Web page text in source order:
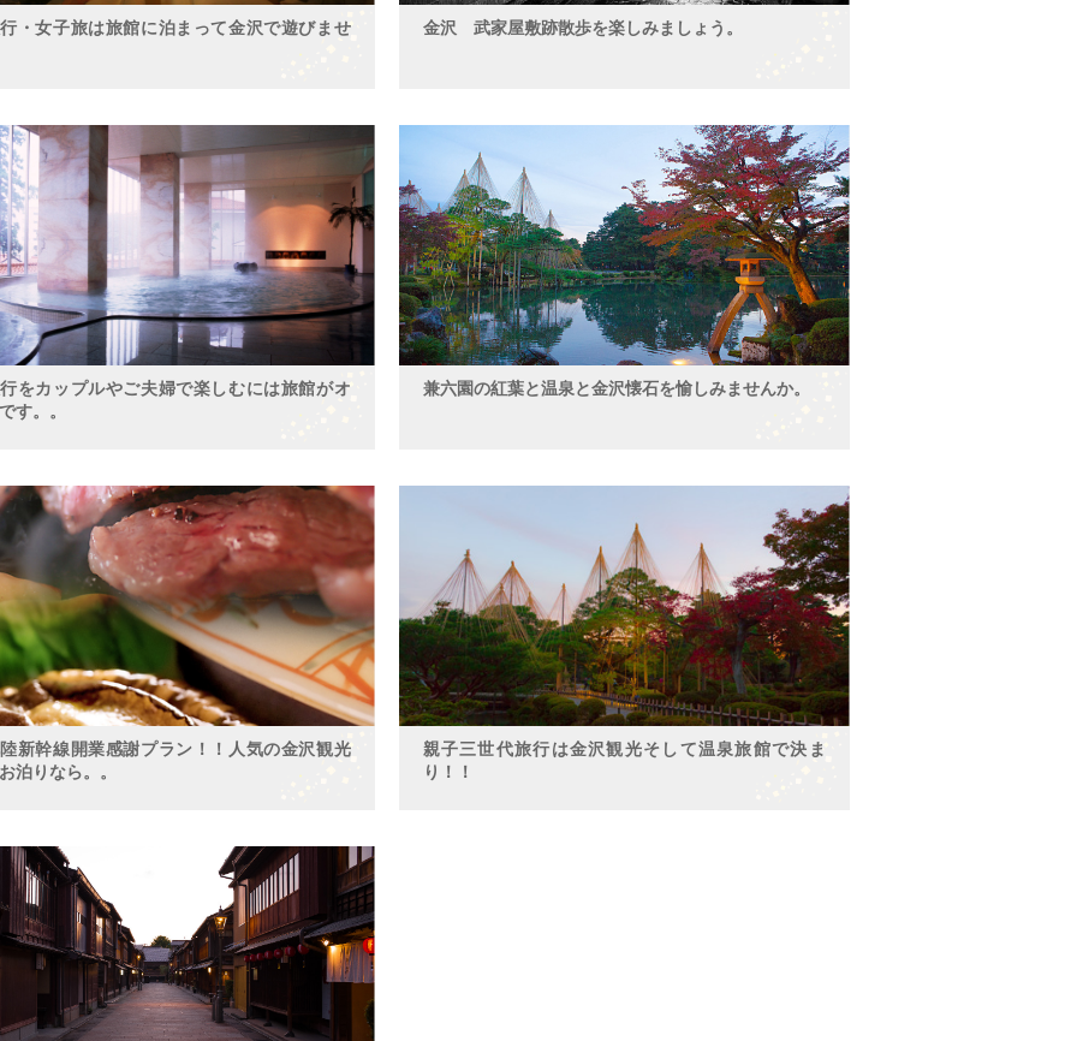
・女子旅は旅館に泊まって金沢で遊びませ 金沢 武家屋敷跡散歩を楽しみましょう。
をカップルやご夫婦で楽しむには旅館がオ
す。。
兼六園の紅葉と温泉と金沢懐石を愉しみませんか。
新幹線開業感謝プラン！！人気の金沢観光
泊りなら。。
親子三世代旅行は金沢観光そして温泉旅館で決ま
り！！